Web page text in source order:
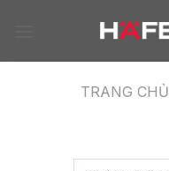
TRANG CHỦ